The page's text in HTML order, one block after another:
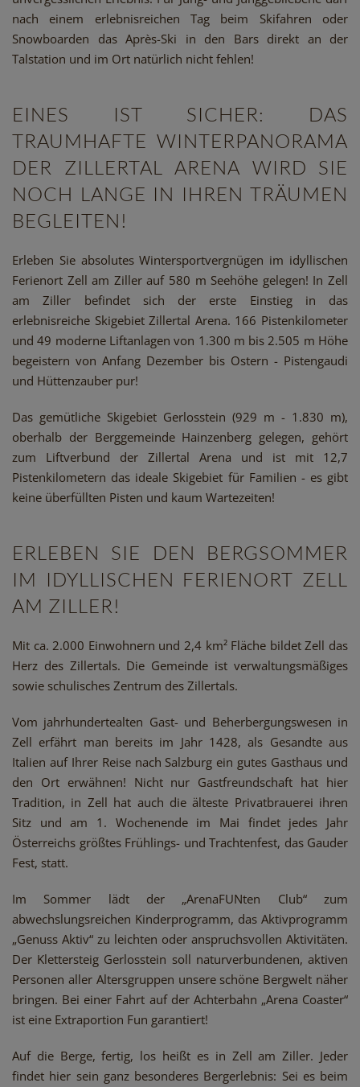
nach einem erlebnisreichen Tag beim Skifahren oder
Snowboarden das Après-Ski in den Bars direkt an der
Talstation und im Ort natürlich nicht fehlen!
EINES IST SICHER: DAS
TRAUMHAFTE WINTERPANORAMA
DER ZILLERTAL ARENA WIRD SIE
NOCH LANGE IN IHREN TRÄUMEN
BEGLEITEN!
Erleben Sie absolutes Wintersportvergnügen im idyllischen
Ferienort Zell am Ziller auf 580 m Seehöhe gelegen! In Zell
am Ziller befindet sich der erste Einstieg in das
erlebnisreiche Skigebiet Zillertal Arena. 166 Pistenkilometer
und 49 moderne Liftanlagen von 1.300 m bis 2.505 m Höhe
begeistern von Anfang Dezember bis Ostern - Pistengaudi
und Hüttenzauber pur!
Das gemütliche Skigebiet Gerlosstein (929 m - 1.830 m),
oberhalb der Berggemeinde Hainzenberg gelegen, gehört
zum Liftverbund der Zillertal Arena und ist mit 12,7
Pistenkilometern das ideale Skigebiet für Familien - es gibt
keine überfüllten Pisten und kaum Wartezeiten!
ERLEBEN SIE DEN BERGSOMMER
IM IDYLLISCHEN FERIENORT ZELL
AM ZILLER!
Mit ca. 2.000 Einwohnern und 2,4 km² Fläche bildet Zell das
Herz des Zillertals. Die Gemeinde ist verwaltungsmäßiges
sowie schulisches Zentrum des Zillertals.
Vom jahrhundertealten Gast- und Beherbergungswesen in
Zell erfährt man bereits im Jahr 1428, als Gesandte aus
Italien auf Ihrer Reise nach Salzburg ein gutes Gasthaus und
den Ort erwähnen! Nicht nur Gastfreundschaft hat hier
Tradition, in Zell hat auch die älteste Privatbrauerei ihren
Sitz und am 1. Wochenende im Mai findet jedes Jahr
Österreichs größtes Frühlings- und Trachtenfest, das Gauder
Fest, statt.
Im Sommer lädt der „ArenaFUNten Club“ zum
abwechslungsreichen Kinderprogramm, das Aktivprogramm
„Genuss Aktiv“ zu leichten oder anspruchsvollen Aktivitäten.
Der Klettersteig Gerlosstein soll naturverbundenen, aktiven
Personen aller Altersgruppen unsere schöne Bergwelt näher
bringen. Bei einer Fahrt auf der Achterbahn „Arena Coaster“
ist eine Extraportion Fun garantiert!
Auf die Berge, fertig, los heißt es in Zell am Ziller. Jeder
findet hier sein ganz besonderes Bergerlebnis: Sei es beim